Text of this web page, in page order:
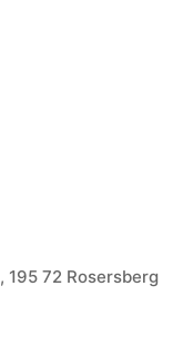
72 Rosersberg